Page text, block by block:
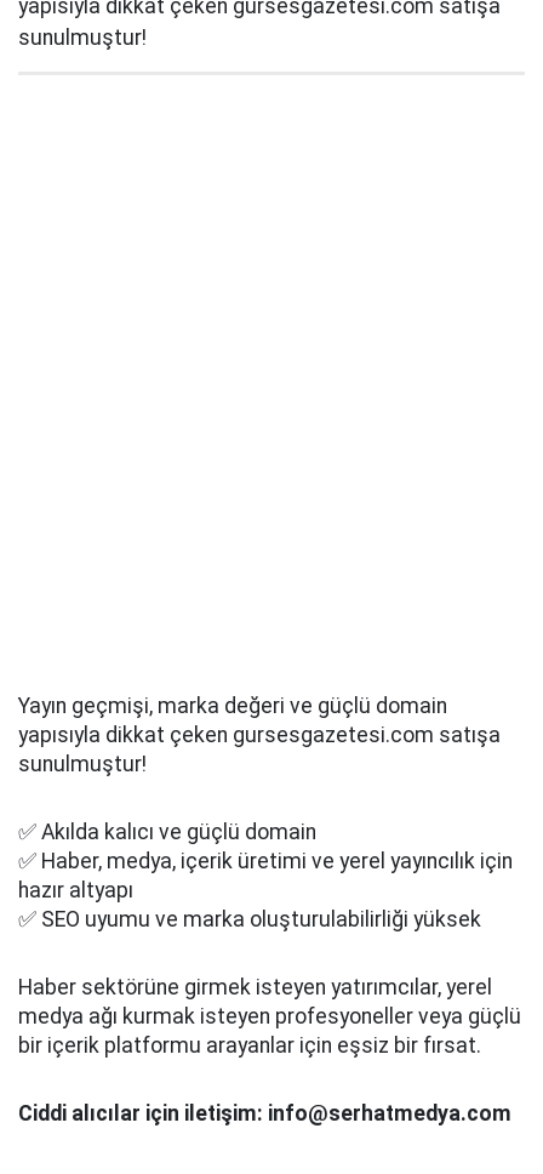
yapısıyla dikkat çeken gursesgazetesi.com satışa
sunulmuştur!
Yayın geçmişi, marka değeri ve güçlü domain
yapısıyla dikkat çeken gursesgazetesi.com satışa
sunulmuştur!
✅ Akılda kalıcı ve güçlü domain
✅ Haber, medya, içerik üretimi ve yerel yayıncılık için
hazır altyapı
✅ SEO uyumu ve marka oluşturulabilirliği yüksek
Haber sektörüne girmek isteyen yatırımcılar, yerel
medya ağı kurmak isteyen profesyoneller veya güçlü
bir içerik platformu arayanlar için eşsiz bir fırsat.
Ciddi alıcılar için iletişim: info@serhatmedya.com